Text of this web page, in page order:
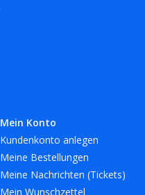
Mein Konto
Kundenkonto anlegen
Meine Bestellungen
Meine Nachrichten (Tickets)
Mein Wunschzettel